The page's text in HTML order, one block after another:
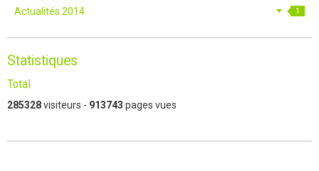
Actualités 2014 1
Statistiques
Total
285328visiteurs - 913743 pages vues